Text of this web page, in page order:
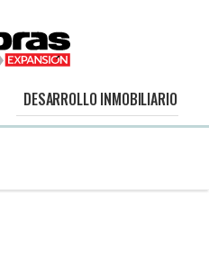
DESARROLLO INMOBILIARIO